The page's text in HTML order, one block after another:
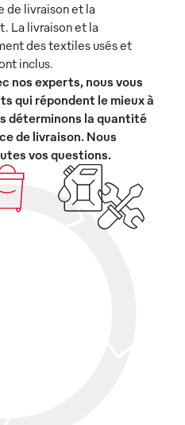
de livraison et la
La livraison et la
des textiles usés et
inclus.
nos experts, nous vous
qui répondent le mieux à
déterminons la quantité
de livraison. Nous
vos questions.